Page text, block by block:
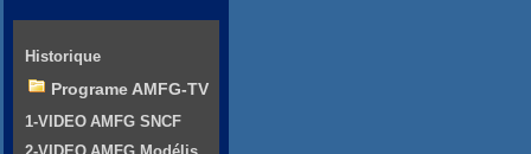
Historique
Programe AMFG-TV
1-VIDEO AMFG SNCF